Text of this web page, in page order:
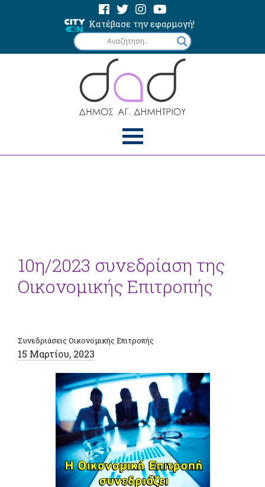
Κατέβασε την εφαρμογή!
10η/2023 συνεδρίαση της
Οικονομικής Επιτροπής
Συνεδριάσεις Οικονομικής Επιτροπής
15 Μαρτίου, 2023